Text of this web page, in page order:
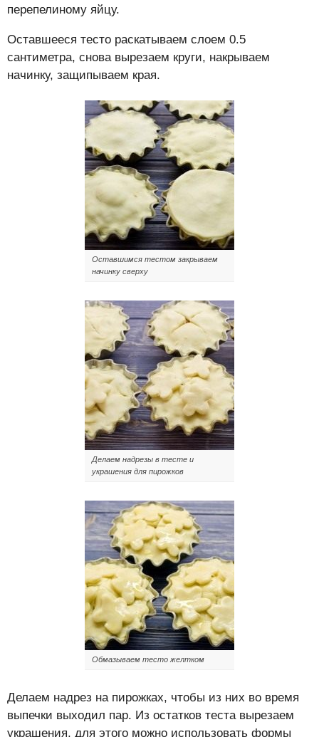
перепелиному яйцу.
Оставшееся тесто раскатываем слоем 0.5
сантиметра, снова вырезаем круги, накрываем
начинку, защипываем края.
Оставшимся тестом закрываем
начинку сверху
Делаем надрезы в тесте и
украшения для пирожков
Обмазываем тесто желтком
Делаем надрез на пирожках, чтобы из них во время
выпечки выходил пар. Из остатков теста вырезаем
украшения, для этого можно использовать формы